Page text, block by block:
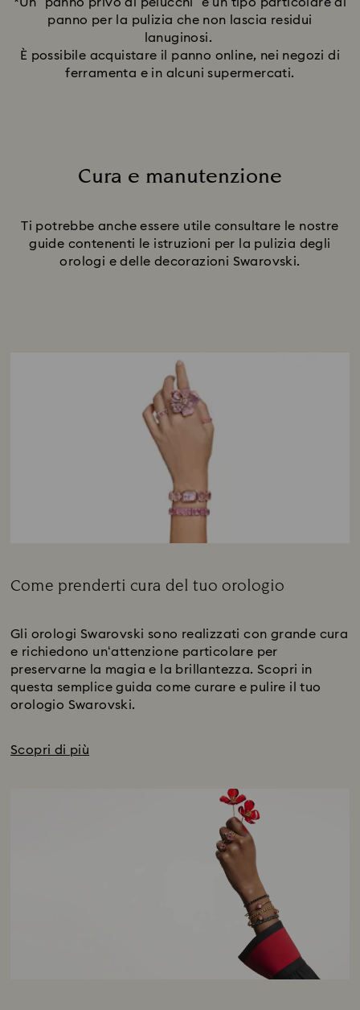
panno per la pulizia che non lascia residui
lanuginosi.
È possibile acquistare il panno online, nei negozi di
ferramenta e in alcuni supermercati.
Cura e manutenzione
Ti potrebbe anche essere utile consultare le nostre
guide contenenti le istruzioni per la pulizia degli
orologi e delle decorazioni Swarovski.
Come prenderti cura del tuo orologio
Gli orologi Swarovski sono realizzati con grande cura
e richiedono un‘attenzione particolare per
preservarne la magia e la brillantezza. Scopri in
questa semplice guida come curare e pulire il tuo
orologio Swarovski.
Scopri di più